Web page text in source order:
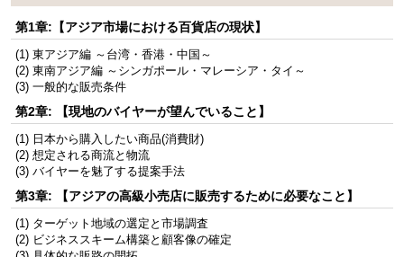
第1章:【アジア市場における百貨店の現状】
(1) 東アジア編 ～台湾・香港・中国～
(2) 東南アジア編 ～シンガポール・マレーシア・タイ～
(3) 一般的な販売条件
第2章: 【現地のバイヤーが望んでいること】
(1) 日本から購入したい商品(消費財)
(2) 想定される商流と物流
(3) バイヤーを魅了する提案手法
第3章: 【アジアの高級小売店に販売するために必要なこと】
(1) ターゲット地域の選定と市場調査
(2) ビジネススキーム構築と顧客像の確定